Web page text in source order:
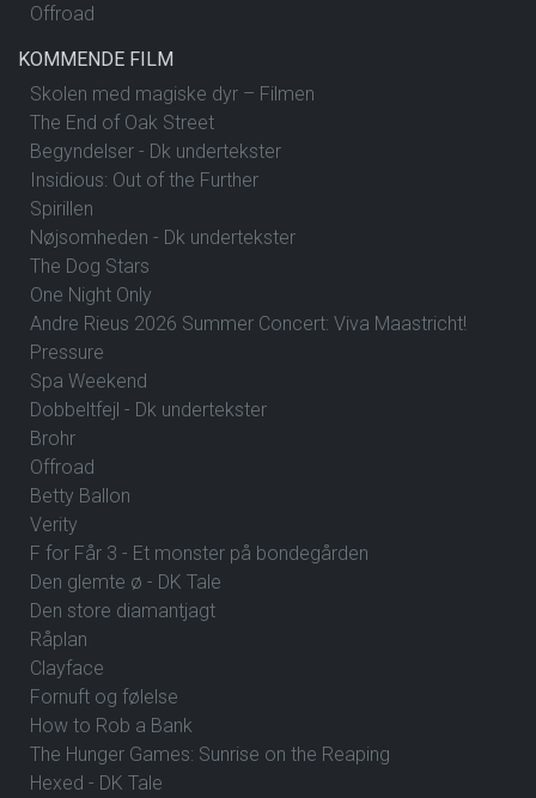
Offroad
KOMMENDE FILM
Skolen med magiske dyr – Filmen
The End of Oak Street
Begyndelser - Dk undertekster
Insidious: Out of the Further
Spirillen
Nøjsomheden - Dk undertekster
The Dog Stars
One Night Only
Andre Rieus 2026 Summer Concert: Viva Maastricht!
Pressure
Spa Weekend
Dobbeltfejl - Dk undertekster
Brohr
Offroad
Betty Ballon
Verity
F for Får 3 - Et monster på bondegården
Den glemte ø - DK Tale
Den store diamantjagt
Råplan
Clayface
Fornuft og følelse
How to Rob a Bank
The Hunger Games: Sunrise on the Reaping
Hexed - DK Tale